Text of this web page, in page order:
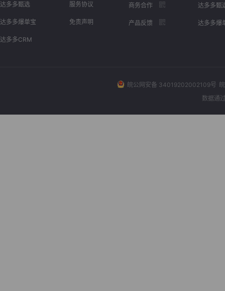
达多多甄选
达多多爆单宝
达多多CRM
服务协议
免责声明
商务合作
产品反馈
达多多甄
达多多爆
皖公网安备 34019202002109号
数据通